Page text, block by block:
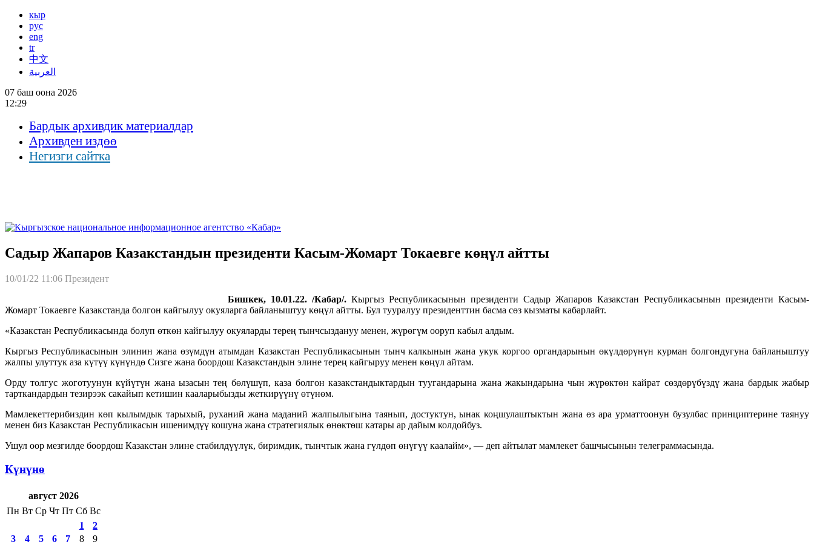
кыр
рус
eng
tr
中文
العربية
07 баш оона 2026
12:29
Бардык архивдик материалдар
Архивден издөө
Негизги сайтка
Садыр Жапаров Казакстандын президенти Касым-Жомарт Токаевге көңүл айтты
10/01/22 11:06 Президент
Бишкек, 10.01.22. /Кабар/. Кыргыз Республикасынын президенти Садыр Жапаров Казакстан Республикасынын президенти Касым-
Жомарт Токаевге Казакстанда болгон кайгылуу окуяларга байланыштуу көңүл айтты. Бул тууралуу президенттин басма сөз кызматы кабарлайт.
«Казакстан Республикасында болуп өткөн кайгылуу окуяларды терең тынчсыздануу менен, жүрөгүм ооруп кабыл алдым.
Кыргыз Республикасынын элинин жана өзүмдүн атымдан Казакстан Республикасынын тынч калкынын жана укук коргоо органдарынын өкүлдөрүнүн курман болгондугуна байланыштуу
жалпы улуттук аза күтүү күнүндө Сизге жана боордош Казакстандын элине терең кайгыруу менен көңүл айтам.
Орду толгус жоготуунун күйүтүн жана ызасын тең бөлүшүп, каза болгон казакстандыктардын туугандарына жана жакындарына чын жүрөктөн кайрат сөздөрүбүздү жана бардык жабыр
тарткандардын тезирээк сакайып кетишин кааларыбызды жеткирүүнү өтүнөм.
Мамлекеттерибиздин көп кылымдык тарыхый, руханий жана маданий жалпылыгына таянып, достуктун, ынак коңшулаштыктын жана өз ара урматтоонун бузулбас принциптерине таянуу
менен биз Казакстан Республикасын ишенимдүү кошуна жана стратегиялык өнөктөш катары ар дайым колдойбуз.
Ушул оор мезгилде боордош Казакстан элине стабилдүүлүк, биримдик, тынчтык жана гүлдөп өнүгүү каалайм», — деп айтылат мамлекет башчысынын телеграммасында.
Күнүнө
август 2026
Пн Вт Ср Чт Пт Сб Вс
1
2
3
4 5 6 7 8 9